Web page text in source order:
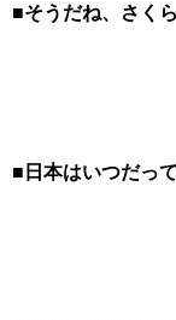
■そうだね、さく
■日本はいつだっ